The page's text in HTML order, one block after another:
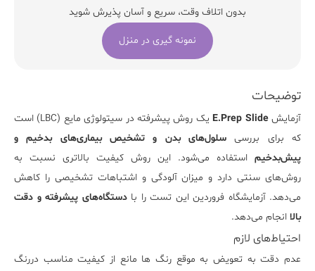
توضیحات
آزمایشE.Prep Slide
یک روش پیشرفته در سیتولوژی مایع (LBC) است
که برای بررسی سلول‌های بدن و تشخیص بیماری‌های بدخیم و
پیش‌بدخیم استفاده می‌شود. این روش کیفیت بالاتری نسبت به
روش‌های سنتی دارد و میزان آلودگی و اشتباهات تشخیصی را کاهش
می‌دهد. آزمایشگاه فروردین این تست را بادستگاه‌های پیشرفته و دقت
بالا انجام می‌دهد.
احتیاط‌های لازم
عدم دقت به تعويض به موقع رنگ ها مانع از کيفيت مناسب دررنگ
بدون اتلاف وقت، سریع و آسان پذیرش شوید
نمونه گیری در منزل